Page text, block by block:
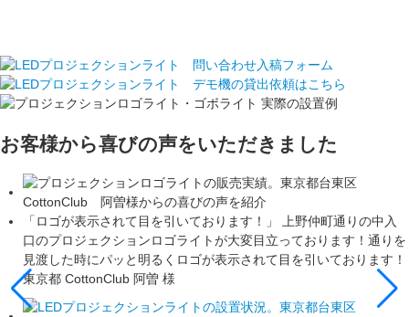
お客様から喜びの声をいただきました
おります！」 上野仲町通りの中入
が大変目立っております！通りを
表示されて目を引いております！
「店の場所が分かりやすい！
も合わしやすく、しっかり照
近隣のお店が多く、Ａ看板や
トを設置してから、お客様
頂きました。 大阪府 ラ・ヴ